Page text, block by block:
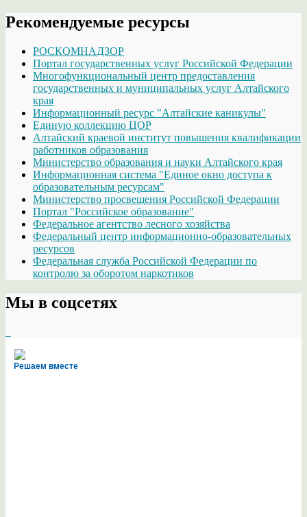
Рекомендуемые ресурсы
РОСКОМНАДЗОР
Портал государственных услуг Российской Федерации
Многофункциональный центр предоставления
государственных и муниципальных услуг Алтайского
края
Информационный ресурс "Алтайские каникулы"
Единую коллекцию ЦОР
Алтайский краевой институт повышения квалификации
работников образования
Министерство образования и науки Алтайского края
Информационная система "Единое окно доступа к
образовательным ресурсам"
Министерство просвещения Российской Федерации
Портал "Российское образование"
Федеральное агентство лесного хозяйства
Федеральный центр информационно-образовательных
ресурсов
Федеральная служба Российской Федерации по
контролю за оборотом наркотиков
Мы в соцсетях
Решаем вместе